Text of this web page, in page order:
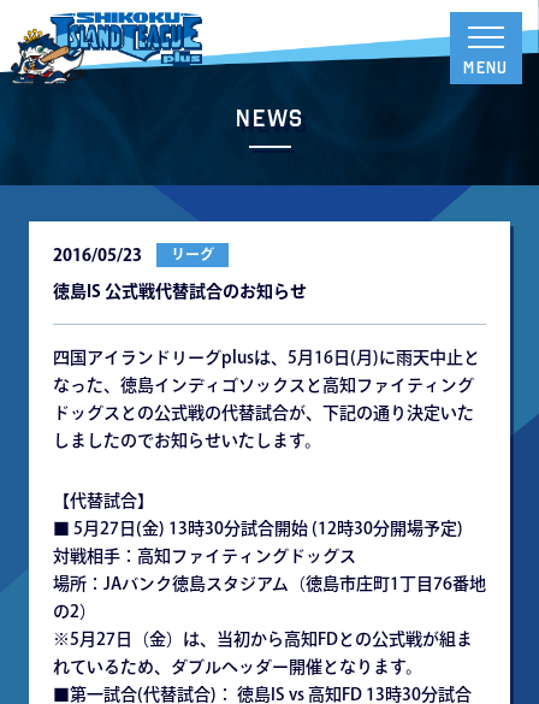
News
2016/05/23 リーグ
徳島IS 公式戦代替試合のお知らせ
四国アイランドリーグplusは、5月16日(月)に雨天中止と
なった、徳島インディゴソックスと高知ファイティング
ドッグスとの公式戦の代替試合が、下記の通り決定いた
しましたのでお知らせいたします。
【代替試合】
■ 5月27日(金) 13時30分試合開始 (12時30分開場予定)
対戦相手：高知ファイティングドッグス
場所：JAバンク徳島スタジアム（徳島市庄町1丁目76番地
の2）
※5月27日（金）は、当初から高知FDとの公式戦が組ま
れているため、ダブルヘッダー開催となります。
■第一試合(代替試合)： 徳島IS vs 高知FD 13時30分試合